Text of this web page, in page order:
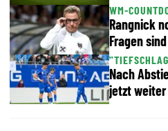
WM-
Rangnick
Fragen
Nach
jetzt weiter